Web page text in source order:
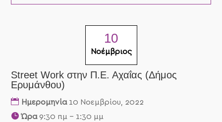
10
Νοέμβριος
Street Work στην Π.Ε. Αχαΐας (Δήμος
Ερυμάνθου)
Ημερομηνία 10 Νοεμβρίου, 2022
Ώρα9:30 πμ - 1:30 μμ